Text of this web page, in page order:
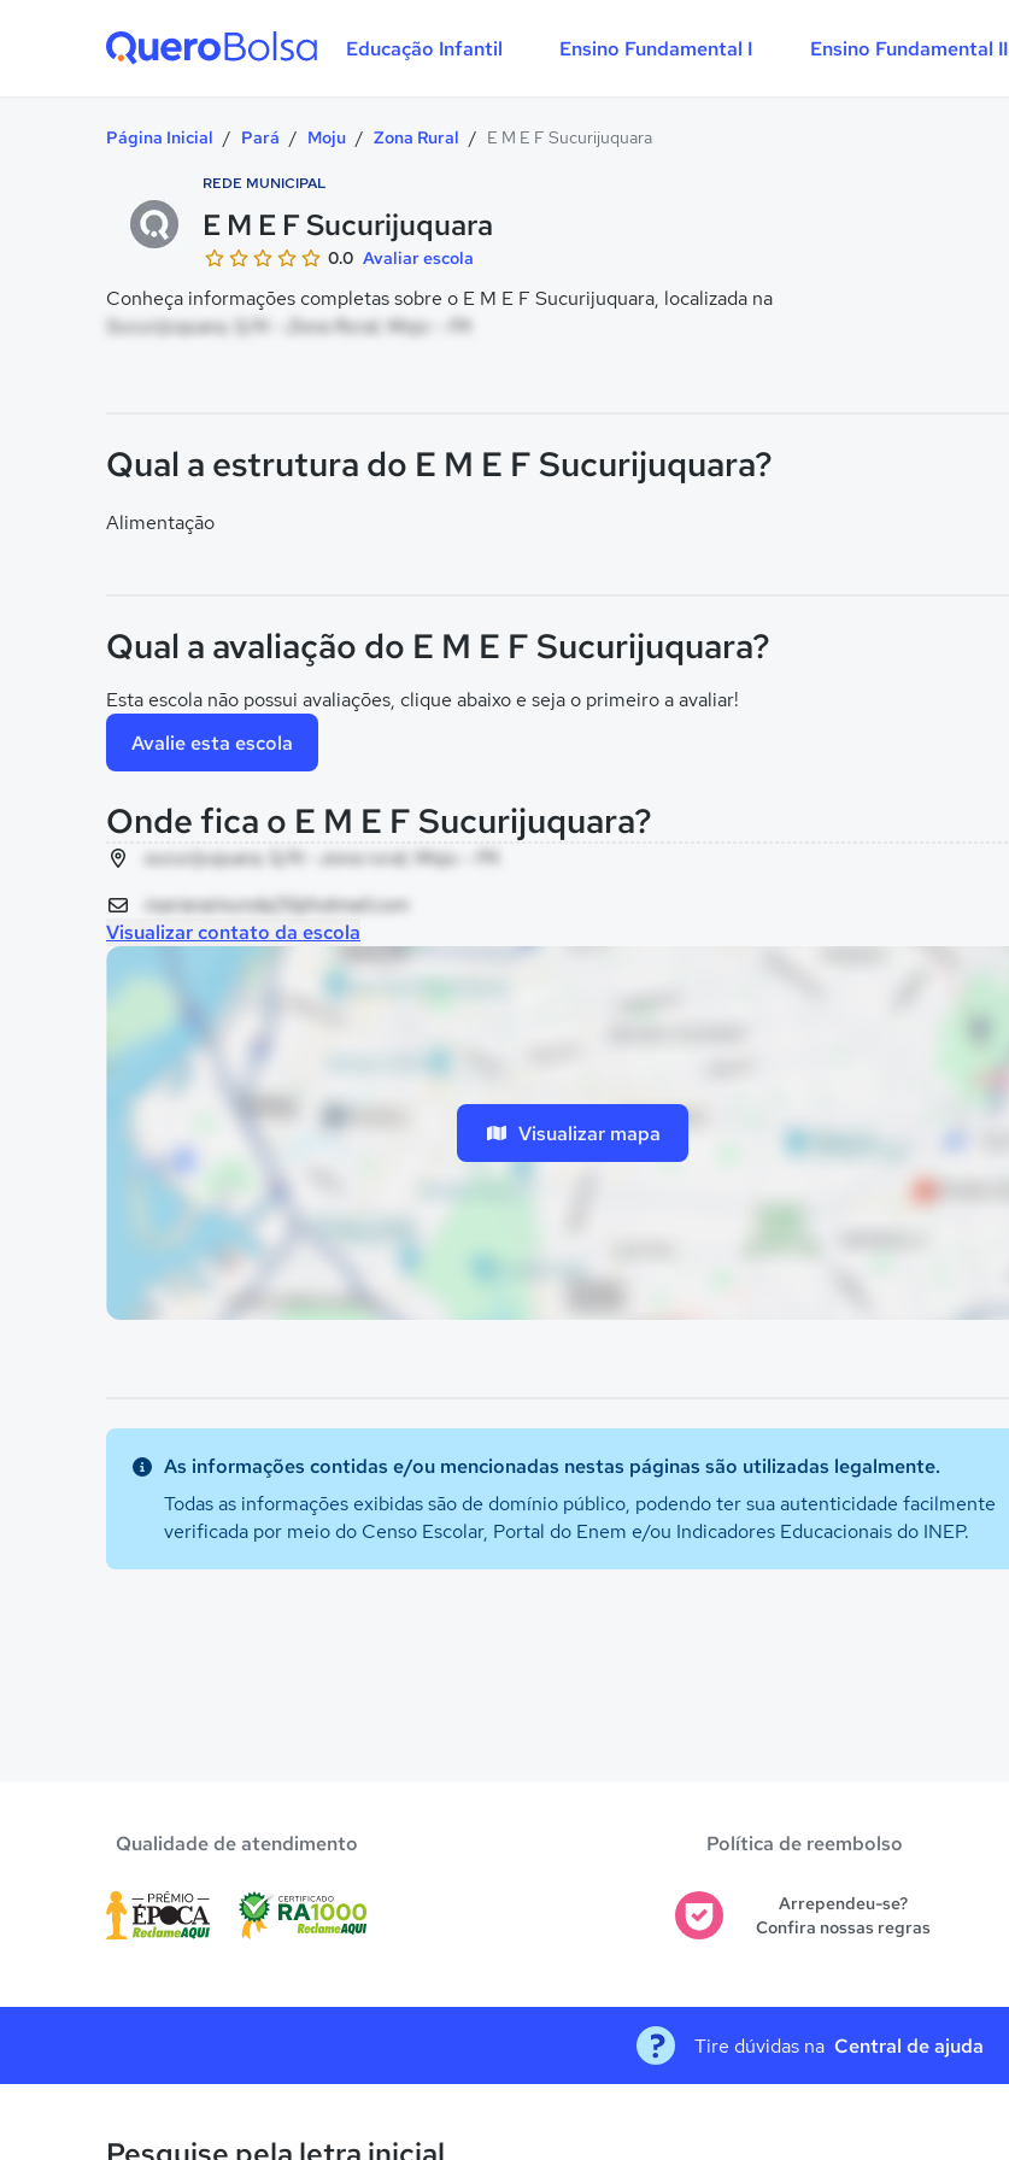
Educação Infantil Ensino Fundamental I Ensino Fundamental II
Página Inicial / Pará / Moju / Zona Rural / E M E F Sucurijuquara
REDE MUNICIPAL
E M E F Sucurijuquara
0.0 Avaliar escola
Conheça informações completas sobre o E M E F Sucurijuquara, localizada na
Sucurijuquara, S/N - Zona Rural, Moju - PA
Qual a estrutura do E M E F Sucurijuquara?
Alimentação
Qual a avaliação do E M E F Sucurijuquara?
Esta escola não possui avaliações, clique abaixo e seja o primeiro a avaliar!
Avalie esta escola
Onde fica o E M E F Sucurijuquara?
sucurijuquara, S/N - zona rural, Moju - PA
mariaraimunda25@hotmail.com
Visualizar contato da escola
Visualizar mapa
As informações contidas e/ou mencionadas nestas páginas são utilizadas legalmente.
Todas as informações exibidas são de domínio público, podendo ter sua autenticidade facilmente
verificada por meio do Censo Escolar, Portal do Enem e/ou Indicadores Educacionais do INEP.
Qualidade de atendimento Política de reembolso
Arrependeu-se?
Confira nossas regras
Tire dúvidas na Central de ajuda